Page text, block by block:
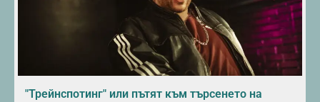
"Трейнспотинг" или пътят към търсенето на